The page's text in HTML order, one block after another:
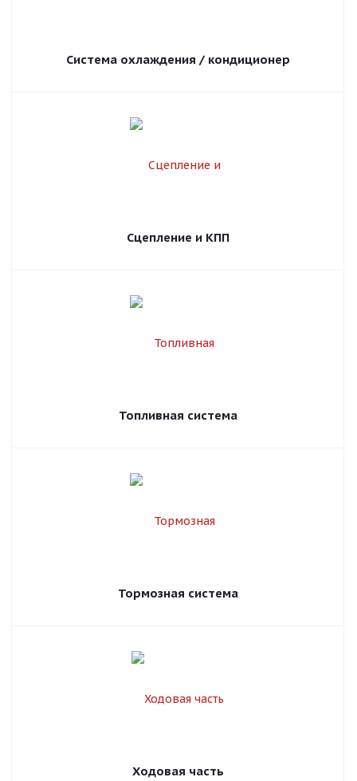
Система охлаждения / кондиционер
Сцепление и КПП
Топливная система
Тормозная система
Ходовая часть